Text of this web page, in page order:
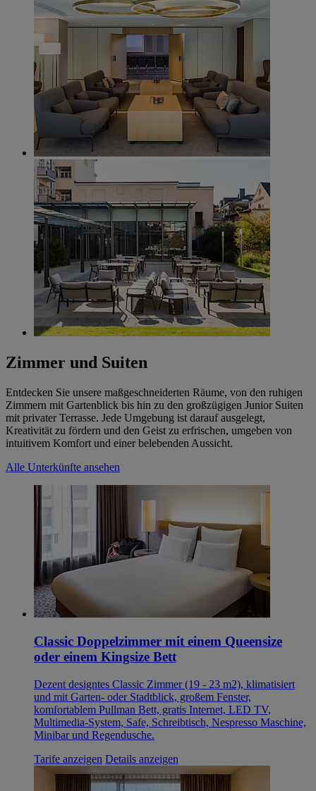
Zimmer und Suiten
Entdecken Sie unsere maßgeschneiderten Räume, von den ruhigen
Zimmern mit Gartenblick bis hin zu den großzügigen Junior Suiten
mit privater Terrasse. Jede Umgebung ist darauf ausgelegt,
Kreativität zu fördern und den Geist zu erfrischen, umgeben von
intuitivem Komfort und einer belebenden Aussicht.
Alle Unterkünfte ansehen
Classic Doppelzimmer mit einem Queensize
oder einem Kingsize Bett
Dezent designtes Classic Zimmer (19 - 23 m2), klimatisiert
und mit Garten- oder Stadtblick, großem Fenster,
komfortablem Pullman Bett, gratis Internet, LED TV,
Multimedia-System, Safe, Schreibtisch, Nespresso Maschine,
Minibar und Regendusche.
Tarife anzeigen Details anzeigen